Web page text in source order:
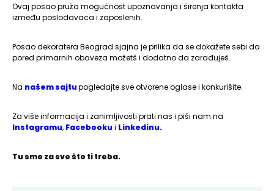
Ovaj posao pruža mogućnost upoznavanja i širenja kontakta
između poslodavaca i zaposlenih.
Posao dekoratera Beograd sjajna je prilika da se dokažete sebi da
pored primarnih obaveza možetš i dodatno da zarađuješ.
Na našem sajtupogledajte sve otvorene oglase i konkurišite.
Za više informacija i zanimljivosti prati nas i piši nam na
Instagramu, Facebooku i Linkedinu.
Tu smo za sve što ti treba.